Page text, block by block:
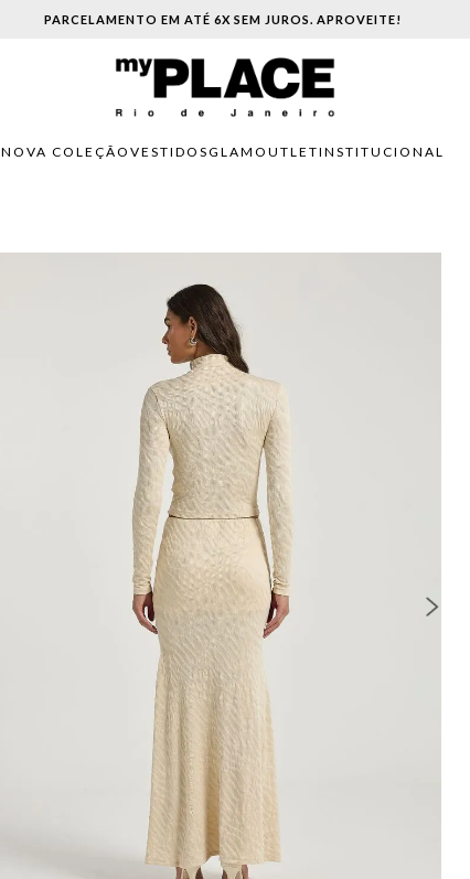
PARCELAMENTO EM ATÉ 6X SEM JUROS. APROVEITE!
NOVA COLEÇÃO VESTIDOSGLAM OUTLETINSTITUCIONAL